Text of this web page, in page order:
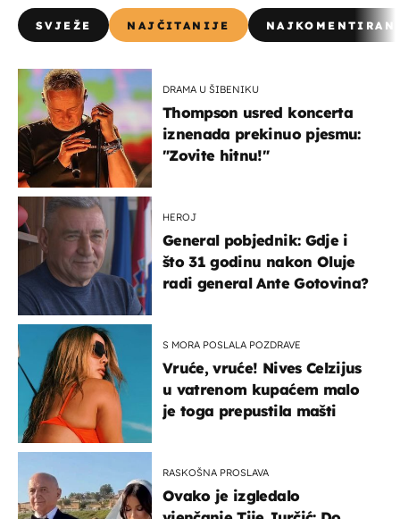
SVJEŽE NAJČITANIJE
DRAMA U ŠIBENIKU
Thompson usred koncerta
iznenada prekinuo pjesmu:
"Zovite hitnu!"
HEROJ
General pobjednik: Gdje i
što 31 godinu nakon Oluje
radi general Ante Gotovina?
S MORA POSLALA POZDRAVE
Vruće, vruće! Nives Celzijus
u vatrenom kupaćem malo
je toga prepustila mašti
RASKOŠNA PROSLAVA
Ovako je izgledalo